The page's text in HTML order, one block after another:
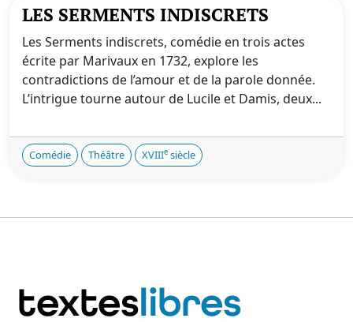
LES SERMENTS INDISCRETS
Les Serments indiscrets, comédie en trois actes
écrite par Marivaux en 1732, explore les
contradictions de l’amour et de la parole donnée.
L’intrigue tourne autour de Lucile et Damis, deux...
Comédie Théâtre XVIIIe siècle